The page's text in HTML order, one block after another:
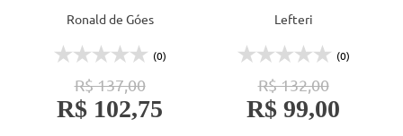
laboratórios.
Ronald de Góes
(0)
R$ 137,00
R$ 102,75
design de produtos
Lefteri
(0)
R$ 132,00
R$ 99,00